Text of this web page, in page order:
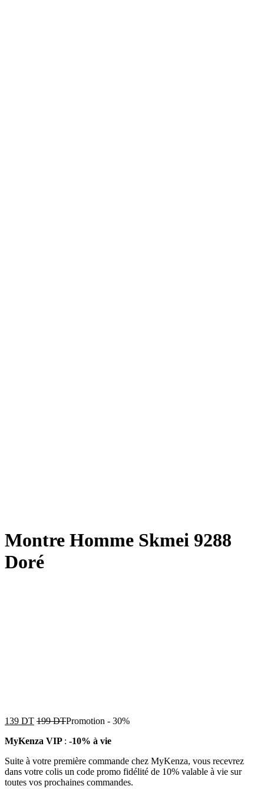
Montre Homme Skmei 9288
Doré
139 DT 199DTPromotion - 30%
MyKenza VIP : -10% à vie
Suite à votre première commande chez MyKenza, vous recevrez
dans votre colis un code promo fidélité de 10% valable à vie sur
toutes vos prochaines commandes.